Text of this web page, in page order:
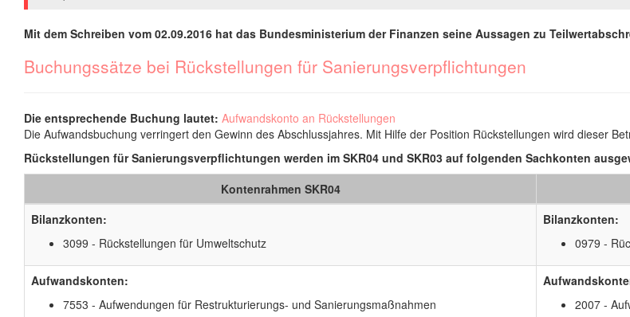
Mit dem Schreiben vom 02.09.2016 hat das Bundesministerium der Finanzen seine Aussagen zu
Buchungssätze bei Rückstellungen für Sanierungsverpflichtungen
Die entsprechende Buchung lautet: Aufwandskonto an Rückstellungen
Die Aufwandsbuchung verringert den Gewinn des Abschlussjahres. Mit Hilfe der Position Rückstellungen wird dieser
Rückstellungen für Sanierungsverpflichtungen werden im SKR04 und SKR03 auf folgenden Sachkonten
Kontenrahmen SKR04
Bilanzkonten:
3099 - Rückstellungen für Umweltschutz
Bilanzkonten:
0979 -
Aufwandskonten:
7553 - Aufwendungen für Restrukturierungs- und Sanierungsmaßnahmen
2007 -